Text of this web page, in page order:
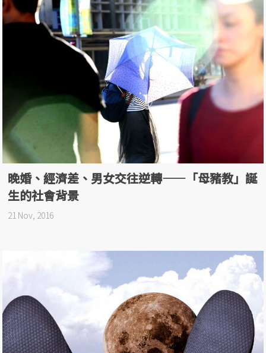
晚婚、經濟差、男女交往逆轉——「母豬教」誕
生的社會背景
21 Nov, 2016